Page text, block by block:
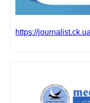
https://